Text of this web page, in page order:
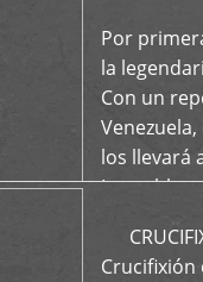
Por
la
Con un
los llevará
La
Crucifixión